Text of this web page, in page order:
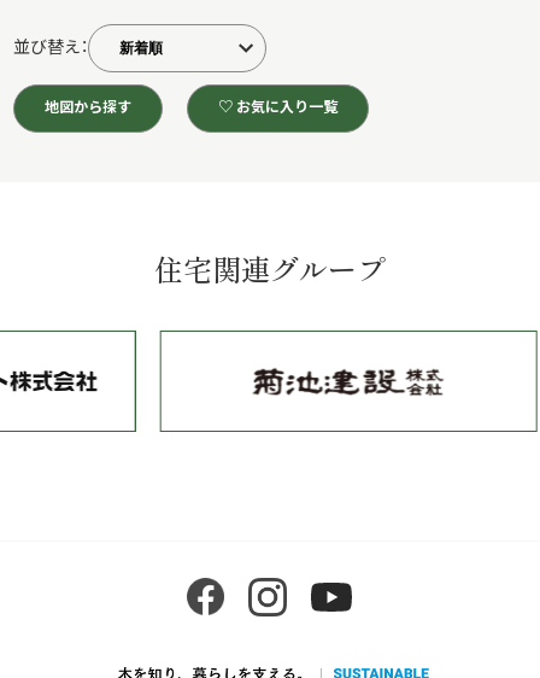
並び替え：
地図から探す ♡ お気に入り一覧
住宅関連グループ